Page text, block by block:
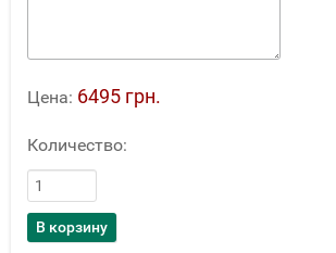
Цена: 6495 грн.
Количество: